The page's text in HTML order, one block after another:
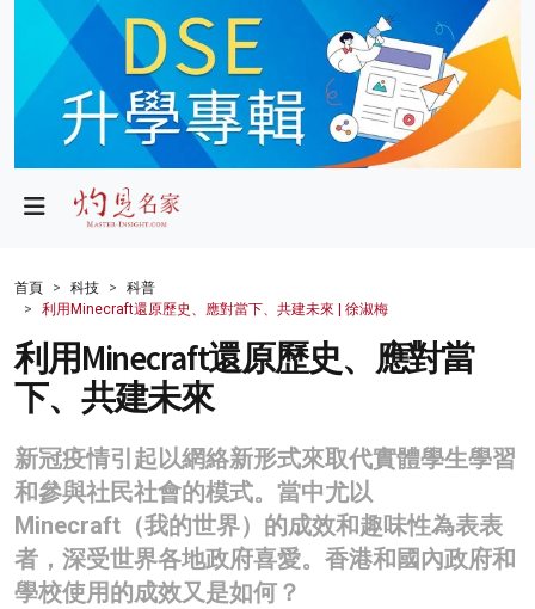
政局
財經
生活
健康
商業
科技
影片
名家榜
首頁 科技
科普
利用Minecraft還原歷史、應對當下、共建未來 | 徐淑梅
利用Minecraft還原歷史、應對當
下、共建未來
新冠疫情引起以網絡新形式來取代實體學生學習
和參與社民社會的模式。當中尤以
Minecraft（我的世界）的成效和趣味性為表表
者，深受世界各地政府喜愛。香港和國內政府和
學校使用的成效又是如何？